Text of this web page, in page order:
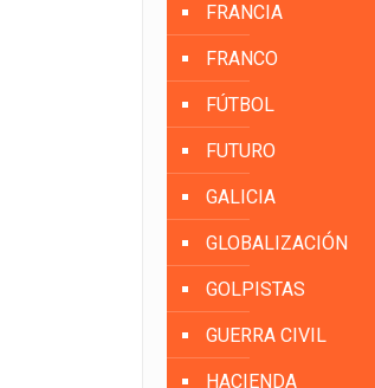
FRANCIA
FRANCO
FÚTBOL
FUTURO
GALICIA
GLOBALIZACIÓN
GOLPISTAS
GUERRA CIVIL
HACIENDA